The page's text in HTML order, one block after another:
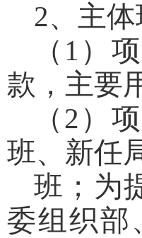
2、主体
（1）
款，主要
（2）
班、新任
班；为
委组织部